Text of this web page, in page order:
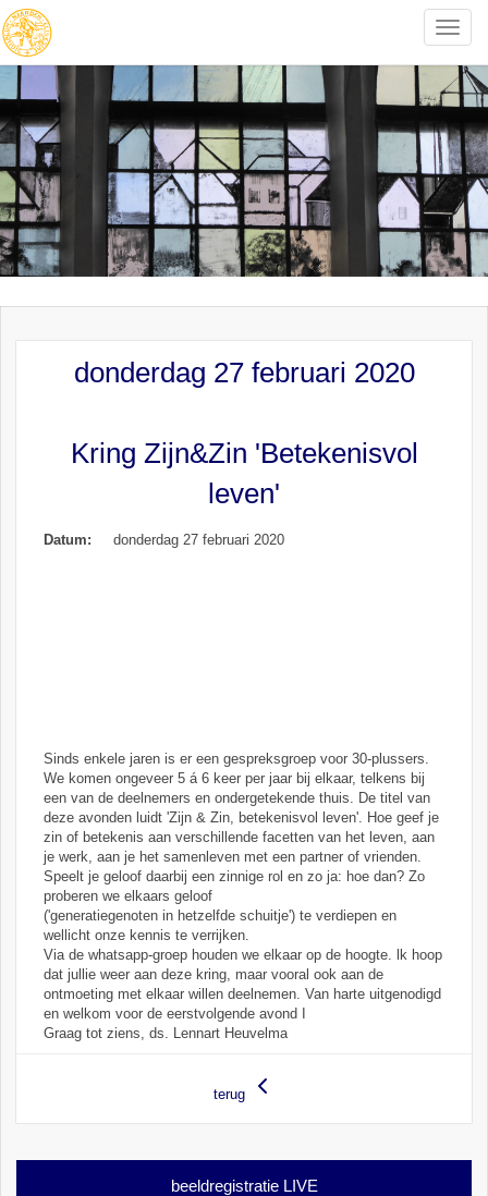
Toggle
donderdag 27 februari 2020
Kring Zijn&Zin 'Betekenisvol
leven'
Datum: donderdag 27 februari 2020
Sinds enkele jaren is er een gespreksgroep voor 30-plussers.
We komen ongeveer 5 á 6 keer per jaar bij elkaar, telkens bij
een van de deelnemers en ondergetekende thuis. De titel van
deze avonden luidt 'Zijn & Zin, betekenisvol leven'. Hoe geef je
zin of betekenis aan verschillende facetten van het leven, aan
je werk, aan je het samenleven met een partner of vrienden.
Speelt je geloof daarbij een zinnige rol en zo ja: hoe dan? Zo
proberen we elkaars geloof
('generatiegenoten in hetzelfde schuitje') te verdiepen en
wellicht onze kennis te verrijken.
Via de whatsapp-groep houden we elkaar op de hoogte. lk hoop
dat jullie weer aan deze kring, maar vooral ook aan de
ontmoeting met elkaar willen deelnemen. Van harte uitgenodigd
en welkom voor de eerstvolgende avond I
Graag tot ziens, ds. Lennart Heuvelma
terug
beeldregistratie LIVE